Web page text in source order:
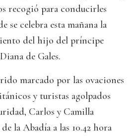
recogió para conducirles
se celebra esta mañana la
del hijo del príncipe
de Gales.
marcado por las ovaciones
y turistas agolpados
Carlos y Camilla
la Abadía a las 10.42 hora